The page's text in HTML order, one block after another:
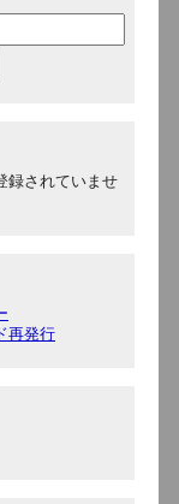
録されていませ
再発行